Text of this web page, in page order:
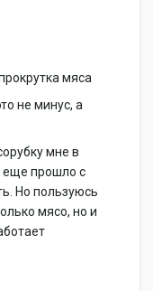
мяса
не минус, а
мне в
еще прошло с
Но пользуюсь
мясо, но и